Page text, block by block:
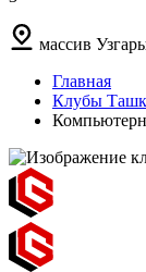
массив
Главная
Клубы